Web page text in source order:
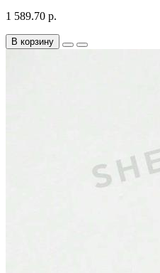
1 589.70 р.
В корзину